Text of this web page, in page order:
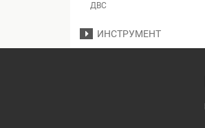
ДВС
ИНСТРУМЕНТ